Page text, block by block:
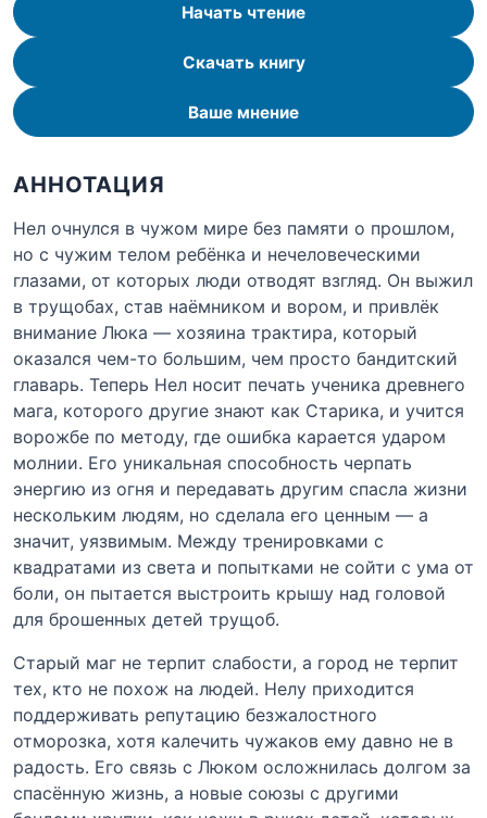
Начать чтение
Скачать книгу
Ваше мнение
АННОТАЦИЯ
Нел очнулся в чужом мире без памяти о прошлом,
но с чужим телом ребёнка и нечеловеческими
глазами, от которых люди отводят взгляд. Он выжил
в трущобах, став наёмником и вором, и привлёк
внимание Люка — хозяина трактира, который
оказался чем-то большим, чем просто бандитский
главарь. Теперь Нел носит печать ученика древнего
мага, которого другие знают как Старика, и учится
ворожбе по методу, где ошибка карается ударом
молнии. Его уникальная способность черпать
энергию из огня и передавать другим спасла жизни
нескольким людям, но сделала его ценным — а
значит, уязвимым. Между тренировками с
квадратами из света и попытками не сойти с ума от
боли, он пытается выстроить крышу над головой
для брошенных детей трущоб.
Старый маг не терпит слабости, а город не терпит
тех, кто не похож на людей. Нелу приходится
поддерживать репутацию безжалостного
отморозка, хотя калечить чужаков ему давно не в
радость. Его связь с Люком осложнилась долгом за
спасённую жизнь, а новые союзы с другими